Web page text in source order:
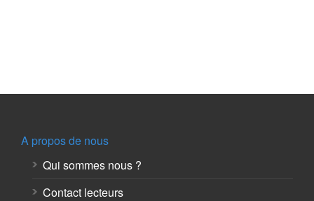
A propos de nous
Qui sommes nous ?
Contact lecteurs